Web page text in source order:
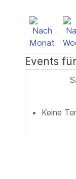
Events für
Keine